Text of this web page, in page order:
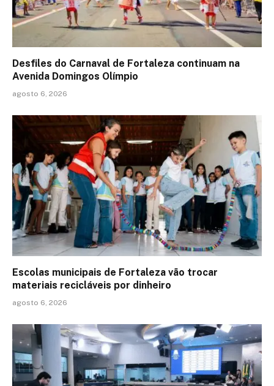
Desfiles do Carnaval de Fortaleza continuam na
Avenida Domingos Olímpio
agosto 6, 2026
Escolas municipais de Fortaleza vão trocar
materiais recicláveis por dinheiro
agosto 6, 2026